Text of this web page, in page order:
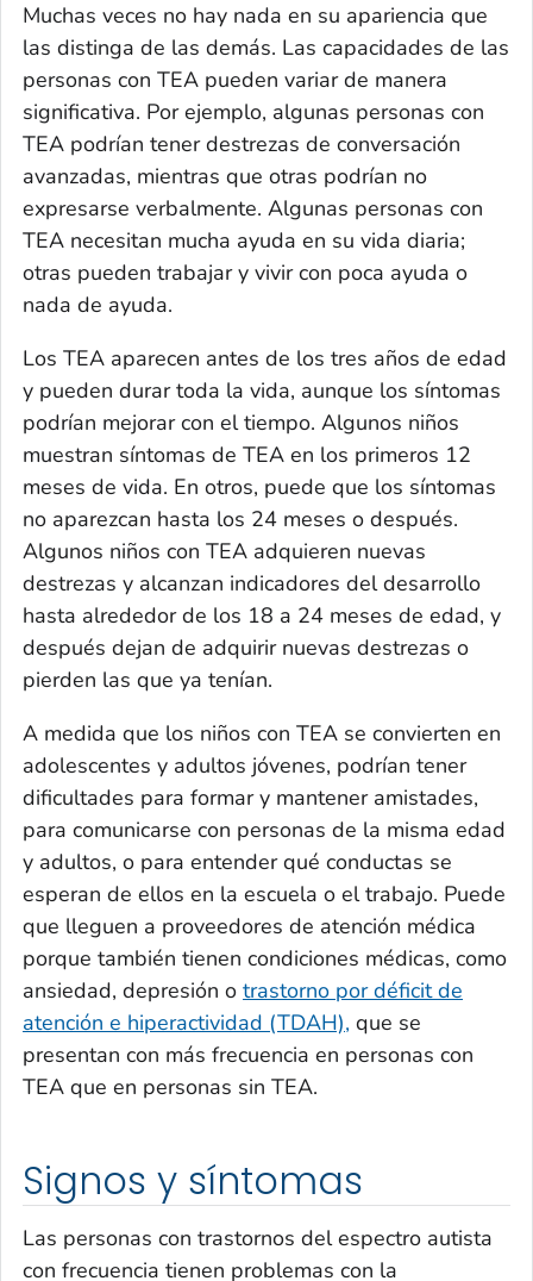
Muchas veces no hay nada en su apariencia que
las distinga de las demás. Las capacidades de las
personas con TEA pueden variar de manera
significativa. Por ejemplo, algunas personas con
TEA podrían tener destrezas de conversación
avanzadas, mientras que otras podrían no
expresarse verbalmente. Algunas personas con
TEA necesitan mucha ayuda en su vida diaria;
otras pueden trabajar y vivir con poca ayuda o
nada de ayuda.
Los TEA aparecen antes de los tres años de edad
y pueden durar toda la vida, aunque los síntomas
podrían mejorar con el tiempo. Algunos niños
muestran síntomas de TEA en los primeros 12
meses de vida. En otros, puede que los síntomas
no aparezcan hasta los 24 meses o después.
Algunos niños con TEA adquieren nuevas
destrezas y alcanzan indicadores del desarrollo
hasta alrededor de los 18 a 24 meses de edad, y
después dejan de adquirir nuevas destrezas o
pierden las que ya tenían.
A medida que los niños con TEA se convierten en
adolescentes y adultos jóvenes, podrían tener
dificultades para formar y mantener amistades,
para comunicarse con personas de la misma edad
y adultos, o para entender qué conductas se
esperan de ellos en la escuela o el trabajo. Puede
que lleguen a proveedores de atención médica
porque también tienen condiciones médicas, como
ansiedad, depresión o trastorno por déficit de
atención e hiperactividad (TDAH), que se
presentan con más frecuencia en personas con
TEA que en personas sin TEA.
Signos y síntomas
Las personas con trastornos del espectro autista
con frecuencia tienen problemas con la